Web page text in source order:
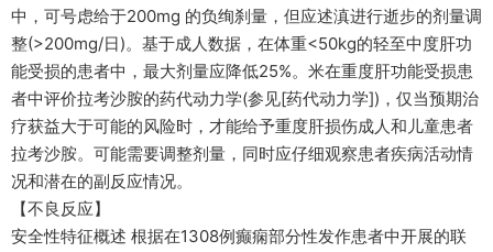
中，可号虑给于200mg 的负绚刹量，但应述滇进行逝步的剂量调
整(>200mg/日)。基于成人数据，在体重<50kg的轻至中度肝功
能受损的患者中，最大剂量应降低25%。米在重度肝功能受损患
者中评价拉考沙胺的药代动力学(参见[药代动力学])，仅当预期治
疗获益大于可能的风险时，才能给予重度肝损伤成人和儿童患者
拉考沙胺。可能需要调整剂量，同时应仔细观察患者疾病活动情
况和潜在的副反应情况。
【不良反应】
安全性特征概述 根据在1308例癫痫部分性发作患者中开展的联